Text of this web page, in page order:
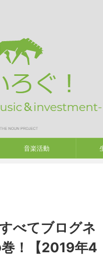
音楽活動
べてブログネ
！【2019年4